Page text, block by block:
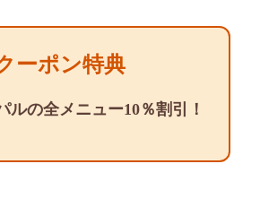
ーポン特典
ルの全メニュー10％割引！